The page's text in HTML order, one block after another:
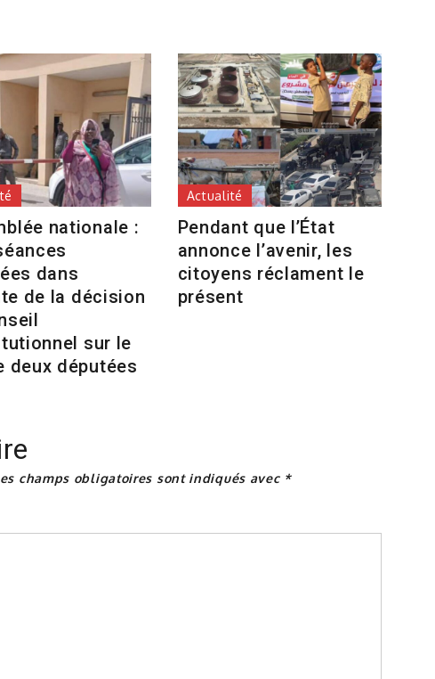
nationale :
dans
de la décision
sur le
deux députées
Actualité
Pendant que l’État
annonce l’avenir, les
citoyens réclament le
présent
champs obligatoires sont indiqués avec *